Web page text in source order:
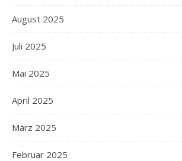
August 2025
Juli 2025
Mai 2025
April 2025
März 2025
Februar 2025